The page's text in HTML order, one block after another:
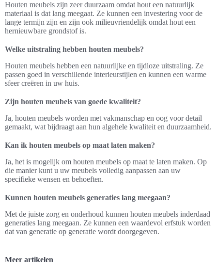
Houten meubels zijn zeer duurzaam omdat hout een natuurlijk
materiaal is dat lang meegaat. Ze kunnen een investering voor de
lange termijn zijn en zijn ook milieuvriendelijk omdat hout een
hernieuwbare grondstof is.
Welke uitstraling hebben houten meubels?
Houten meubels hebben een natuurlijke en tijdloze uitstraling. Ze
passen goed in verschillende interieurstijlen en kunnen een warme
sfeer creëren in uw huis.
Zijn houten meubels van goede kwaliteit?
Ja, houten meubels worden met vakmanschap en oog voor detail
gemaakt, wat bijdraagt aan hun algehele kwaliteit en duurzaamheid.
Kan ik houten meubels op maat laten maken?
Ja, het is mogelijk om houten meubels op maat te laten maken. Op
die manier kunt u uw meubels volledig aanpassen aan uw
specifieke wensen en behoeften.
Kunnen houten meubels generaties lang meegaan?
Met de juiste zorg en onderhoud kunnen houten meubels inderdaad
generaties lang meegaan. Ze kunnen een waardevol erfstuk worden
dat van generatie op generatie wordt doorgegeven.
Meer artikelen